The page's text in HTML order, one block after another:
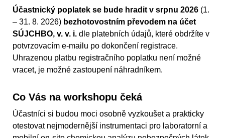
Účastnický poplatek se bude hradit v srpnu 2026 (1.
– 31. 8. 2026) bezhotovostním převodem na účet
SÚJCHBO, v. v. i. dle platebních údajů, které obdržíte v
potvrzovacím e-mailu po dokončení registrace.
Uhrazenou platbu registračního poplatku není možné
vracet, je možné zastoupení náhradníkem.
Co Vás na workshopu čeká
Účastníci si budou moci osobně vyzkoušet a prakticky
otestovat nejmodernější instrumentaci pro laboratorní a